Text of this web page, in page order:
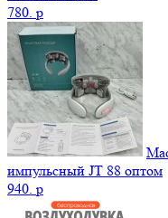
780. p
импульсный JT 88 оптом
940. p